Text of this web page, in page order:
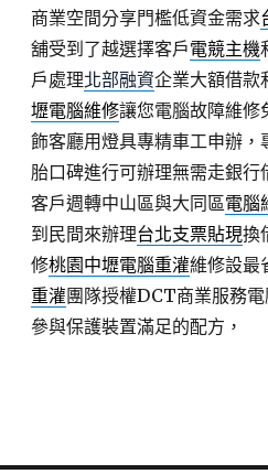
商業空間分享門檻低資金需求
舖受到了越選擇客戶電競主機
戶處理北部融資企業大額借款
壢電腦維修讓您電腦故障維修
飾客廳用燈具專精車工申辦
胎口碑進行可辦理無需走銀行
客戶週轉中山區與大同區電腦
到民間來辦理台北支票貼現換
修桃園中壢電腦重灌維修設最
重灌團隊授權DCT商業服務
參與保護裝置滿足的配方，